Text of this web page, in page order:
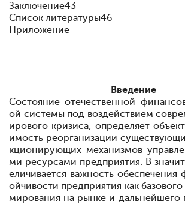
Заключение43
Список литературы46
Приложение
Введение
Состояние отечественной
ой системы под воздействием
ирового кризиса, определяет
имость реорганизации
кционирующих механизмов
ми ресурсами предприятия. В
еличивается важность обеспечения
ойчивости предприятия как
мирования на рынке и дальнейшего